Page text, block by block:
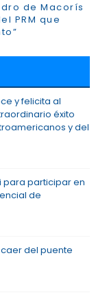
de Macorís
PRM que
y felicita al
éxito
y del
para participar en
de
del puente